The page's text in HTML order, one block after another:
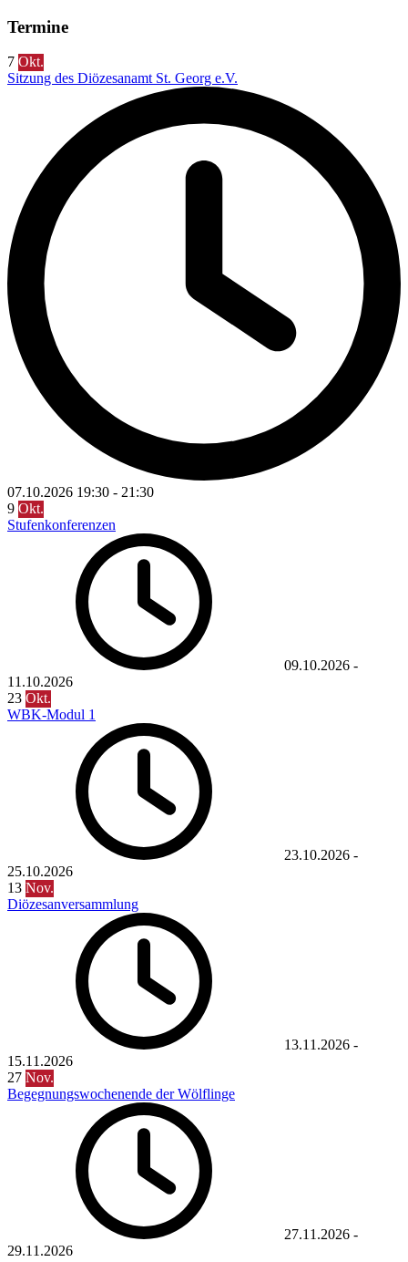
Termine
7 Okt.
Sitzung des Diözesanamt St. Georg e.V.
07.10.2026 19:30 - 21:30
9 Okt.
Stufenkonferenzen
09.10.2026 -
11.10.2026
23 Okt.
WBK-Modul 1
23.10.2026 -
25.10.2026
13 Nov.
Diözesanversammlung
13.11.2026 -
15.11.2026
27 Nov.
Begegnungswochenende der Wölflinge
27.11.2026 -
29.11.2026